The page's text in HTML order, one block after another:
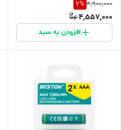
بسته ۴ عددی
4,900,000
7%
4,557,000
افزودن به سبد